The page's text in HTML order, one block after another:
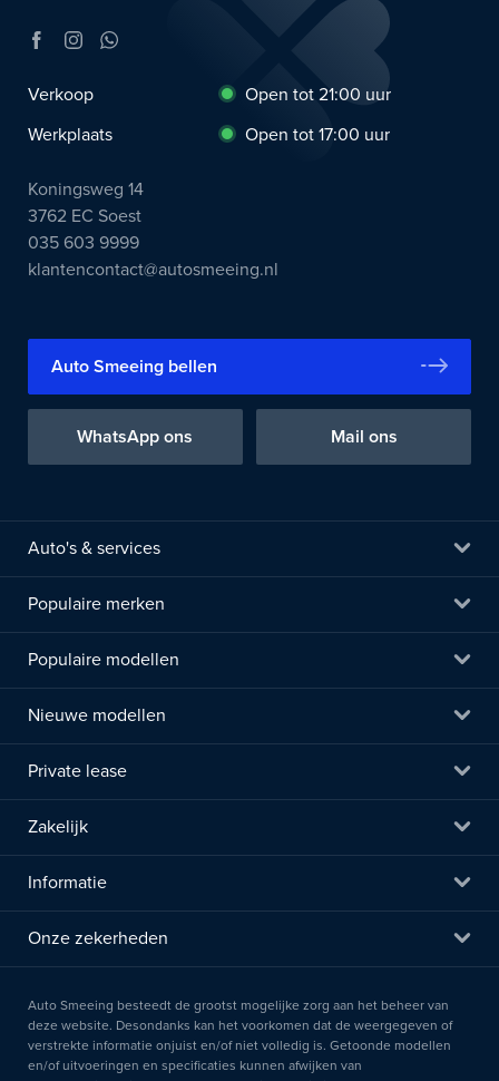
Verkoop
Open tot 21:00 uur
Werkplaats
Open tot 17:00 uur
Koningsweg 14
3762 EC Soest
035 603 9999
klantencontact@autosmeeing.nl
Auto Smeeing bellen
WhatsApp ons Mail ons
Auto's & services
Populaire merken
Populaire modellen
Nieuwe modellen
Private lease
Zakelijk
Informatie
Onze zekerheden
Auto Smeeing besteedt de grootst mogelijke zorg aan het beheer van
deze website. Desondanks kan het voorkomen dat de weergegeven of
verstrekte informatie onjuist en/of niet volledig is. Getoonde modellen
en/of uitvoeringen en specificaties kunnen afwijken van